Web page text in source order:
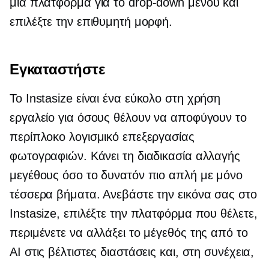
επιλέξτε την επιθυμητή μορφή.
Εγκαταστήστε
Το Instasize είναι ένα εύκολο στη χρήση
εργαλείο για όσους θέλουν να αποφύγουν το
περίπλοκο λογισμικό επεξεργασίας
φωτογραφιών. Κάνει τη διαδικασία αλλαγής
μεγέθους όσο το δυνατόν πιο απλή με μόνο
τέσσερα βήματα. Ανεβάστε την εικόνα σας στο
Instasize, επιλέξτε την πλατφόρμα που θέλετε,
περιμένετε να αλλάξει το μέγεθός της από το
AI στις βέλτιστες διαστάσεις και, στη συνέχεια,